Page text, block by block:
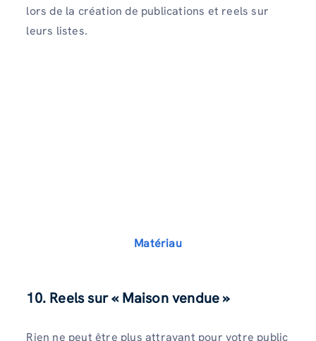
lors de la création de publications et reels sur
leurs listes.
Matériau
10. Reels sur « Maison vendue »
Rien ne peut être plus attrayant pour votre public